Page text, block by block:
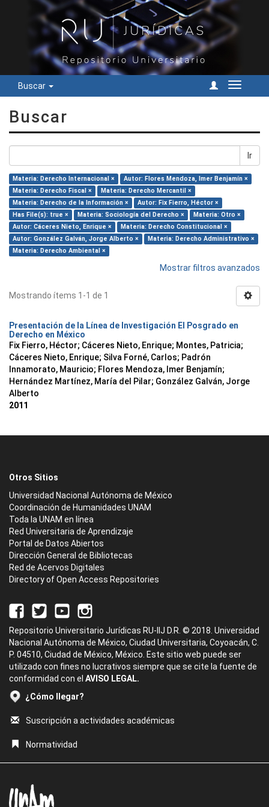
Buscar
Cambiar
Buscar
Ir
Materia: Derecho Internacional ×
Autor: Flores Mendoza, Imer Benjamín ×
Materia: Derecho Fiscal ×
Materia: Derecho Mercantil ×
Materia: Derecho de la Información ×
Autor: Fix Fierro, Héctor ×
Has File(s): true ×
Materia: Sociología del Derecho ×
Materia: Otro ×
Autor: Cáceres Nieto, Enrique ×
Materia: Derecho Constitucional ×
Autor: González Galván, Jorge Alberto ×
Materia: Derecho Administrativo ×
Materia: Derecho Ambiental ×
Mostrar filtros avanzados
Mostrando ítems 1-1 de 1
Presentación de la Línea de Investigación El Posgrado en
Derecho en México
Fix Fierro, Héctor; Cáceres Nieto, Enrique; Montes, Patricia;
Cáceres Nieto, Enrique; Silva Forné, Carlos; Padrón
Innamorato, Mauricio; Flores Mendoza, Imer Benjamín;
Hernández Martínez, María del Pilar; González Galván, Jorge
Alberto
2011
Otros Sitios
Universidad Nacional Autónoma de México
Coordinación de Humanidades UNAM
Toda la UNAM en línea
Red Universitaria de Aprendizaje
Portal de Datos Abiertos
Dirección General de Bibliotecas
Red de Acervos Digitales
Directory of Open Access Repositories
Repositorio Universitario Jurídicas RU-IIJ D.R. © 2018. Universidad
Nacional Autónoma de México, Ciudad Universitaria, Coyoacán, C.
P. 04510, Ciudad de México, México. Este sitio web puede ser
utilizado con fines no lucrativos siempre que se cite la fuente de
conformidad con el AVISO LEGAL.
¿Cómo llegar?
Suscripción a actividades académicas
Normatividad